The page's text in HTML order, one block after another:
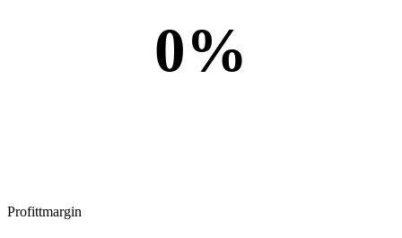
0%
Profittmargin